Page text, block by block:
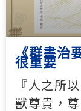
《群書治
很重要
『人之所
獸尊貴，